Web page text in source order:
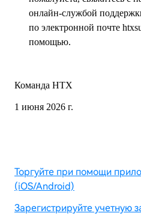
онлайн-службой
по электронной почте
помощью.
Команда HTX
1 июня 2026 г.
Торгуйте при помощи
(iOS/Android)
Зарегистрируйте учетную